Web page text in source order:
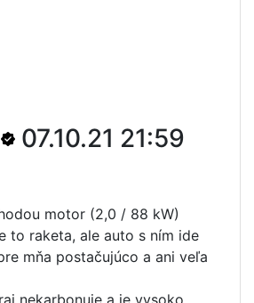
07.10.21 21:59
motor (2,0 / 88 kW)
to raketa, ale auto s ním ide
mňa postačujúco a ani veľa
nekarbonuje a je vysoko